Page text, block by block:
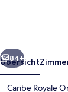
Weiter
84+
Übersicht
Caribe Royale